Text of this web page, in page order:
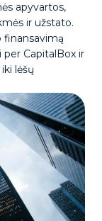
apyvartos,
ir užstato.
finansavimą
CapitalBox ir
lėšų